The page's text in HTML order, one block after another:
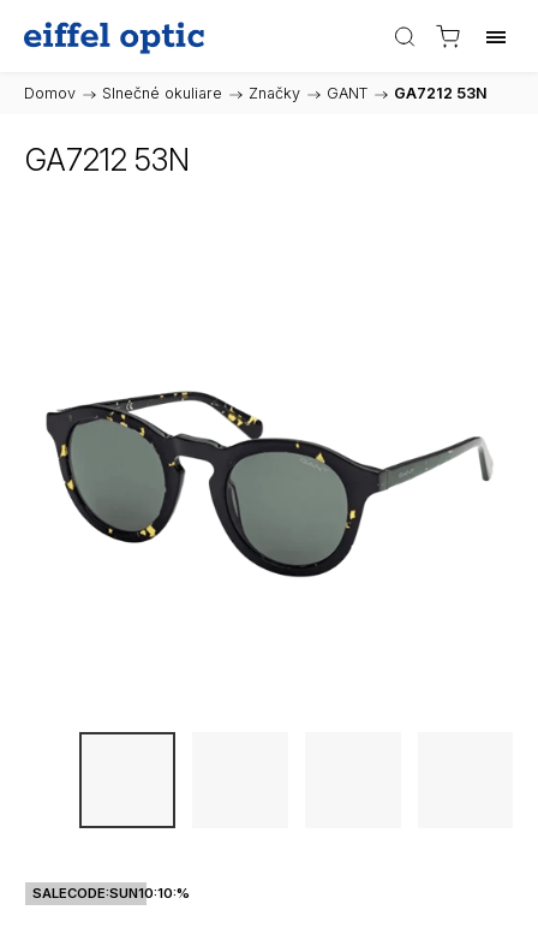
Domov / Slnečné okuliare / Značky / GANT / GA7212 53N
GA7212 53N
SALECODE:SUN10:10:%